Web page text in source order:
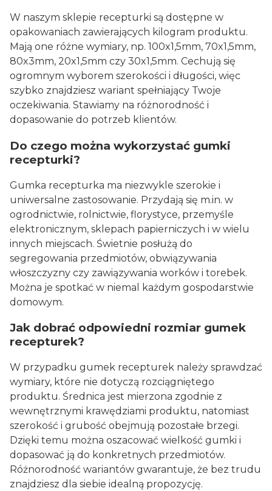
W naszym sklepie recepturki są dostępne w
opakowaniach zawierających kilogram produktu.
Mają one różne wymiary, np. 100x1,5mm, 70x1,5mm,
80x3mm, 20x1,5mm czy 30x1,5mm. Cechują się
ogromnym wyborem szerokości i długości, więc
szybko znajdziesz wariant spełniający Twoje
oczekiwania. Stawiamy na różnorodność i
dopasowanie do potrzeb klientów.
Do czego można wykorzystać gumki
recepturki?
Gumka recepturka ma niezwykle szerokie i
uniwersalne zastosowanie. Przydają się m.in. w
ogrodnictwie, rolnictwie, florystyce, przemyśle
elektronicznym, sklepach papierniczych i w wielu
innych miejscach. Świetnie posłużą do
segregowania przedmiotów, obwiązywania
włoszczyzny czy zawiązywania worków i torebek.
Można je spotkać w niemal każdym gospodarstwie
domowym.
Jak dobrać odpowiedni rozmiar gumek
recepturek?
W przypadku gumek recepturek należy sprawdzać
wymiary, które nie dotyczą rozciągniętego
produktu. Średnica jest mierzona zgodnie z
wewnętrznymi krawędziami produktu, natomiast
szerokość i grubość obejmują pozostałe brzegi.
Dzięki temu można oszacować wielkość gumki i
dopasować ją do konkretnych przedmiotów.
Różnorodność wariantów gwarantuje, że bez trudu
znajdziesz dla siebie idealną propozycję.